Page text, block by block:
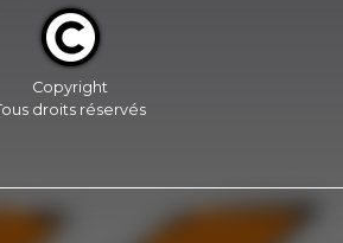
Copyright
droits réservés